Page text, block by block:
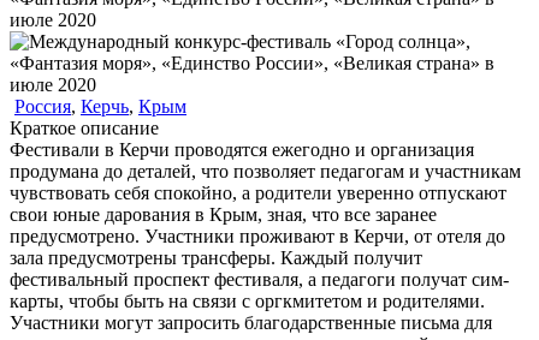
Россия, Керчь, Крым
Краткое описание
Фестивали в Керчи проводятся ежегодно и организация
продумана до деталей, что позволяет педагогам и участникам
чувствовать себя спокойно, а родители уверенно отпускают
свои юные дарования в Крым, зная, что все заранее
предусмотрено. Участники проживают в Керчи, от отеля до
зала предусмотрены трансферы. Каждый получит
фестивальный проспект фестиваля, а педагоги получат сим-
карты, чтобы быть на связи с оргкмитетом и родителями.
Участники могут запросить благодарственные письма для